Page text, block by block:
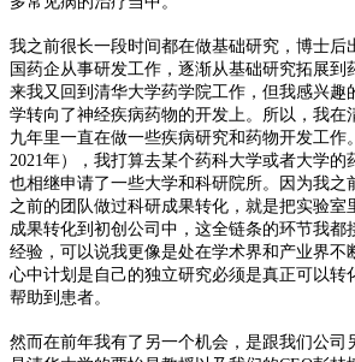
我之前很长一段时间都在做基础研究，博士后
国药企从事研发工作，逐渐从基础研究拓展到
来我又回到清华大学药学院工作，但我感兴趣
学转向了神经疾病药物的开发上。所以，我在
九年里一直在做一些疾病研究和药物开发工作
2021年），我打算去某个药科大学或者大学的
也相继申请了一些大学和科研院所。因为我之
之前的团队做过科研成果转化，就是把实验室
成果转化到初创公司中，这全链条的环节我都
经验，可以说我更像是处在学术界和产业界不
心中计划是自己的独立研究必须是真正可以转
帮助到患者。
然而在前年我有了另一个机会，是跟我们公司